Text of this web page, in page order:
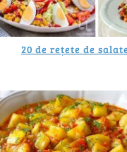
20 de rețete de